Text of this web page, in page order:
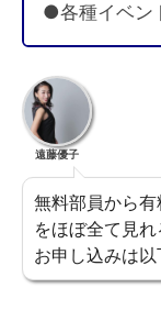
●各種イベン
遠藤優子
無料部員から
をほぼ全て見
お申し込みは以